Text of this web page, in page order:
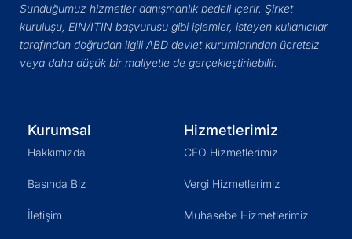
Sunduğumuz hizmetler danışmanlık bedeli içerir. Şirket
kuruluşu, EIN/ITIN başvurusu gibi işlemler, isteyen kullanıcılar
tarafından doğrudan ilgili ABD devlet kurumlarından ücretsiz
veya daha düşük bir maliyetle de gerçekleştirilebilir.
Kurumsal
Hakkımızda
Basında Biz
İletişim
Hizmetlerimiz
CFO Hizmetlerimiz
Vergi Hizmetlerimiz
Muhasebe Hizmetlerimiz